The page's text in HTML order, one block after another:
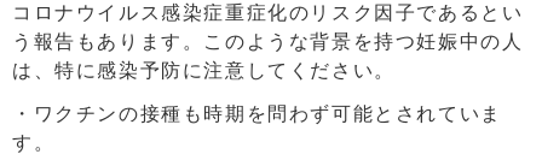
コロナウイルス感染症重症化のリスク因子であるとい
う報告もあります。このような背景を持つ妊娠中の人
は、特に感染予防に注意してください。
・ワクチンの接種も時期を問わず可能とされていま
す。